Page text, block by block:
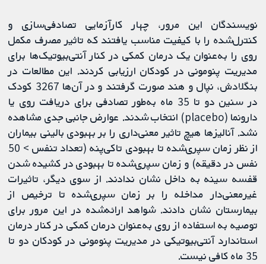
نویسندگان این مرور، چهار کارآزمایی تصادفی‌سازی و
کنترل‌شده را با کیفیت مناسب یافتند که تاثیر مصرف مکمل
روی را به‌عنوان یک درمان کمکی در کنار آنتی‌بیوتیک‌ها برای
مدیریت پنومونی در کودکان ارزیابی کردند. این مطالعات در
بنگلادش، نپال و هند صورت گرفتند و در آن‌ها 3267 کودک
در سنین دو تا 35 ماه به‌طور تصادفی برای دریافت روی یا
دارونما (placebo) انتخاب شدند. عوارض جانبی جدی مشاهده
نشد. آنالیزها هیچ تاثیر معنی‌داری را بر بهبودی بالینی بیماران
از نظر زمان سپری‌شده تا بهبودی تاکی‌پنه (تعداد تنفس > 50
نفس در دقیقه) و زمان سپری‌شده تا بهبودی در کشیده شدن
قفسه سینه به داخل نشان ندادند. از سوی دیگر، تاثیرات
غیرمعنی‌دار مداخله را بر زمان سپری‌شده تا ترخیص از
بیمارستان نشان دادند. شواهد ارائه‌شده در این مرور برای
توصیه به استفاده از روی به‌عنوان درمان کمکی در کنار درمان
استاندارد آنتی‌بیوتیکی در مدیریت پنومونی در کودکان دو تا
35 ماه کافی نیست.